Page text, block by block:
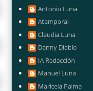
Antonio Luna
Atemporal
Claudia Luna
Danny Diablo
IA Redacción
Manuel Luna
Maricela Palma